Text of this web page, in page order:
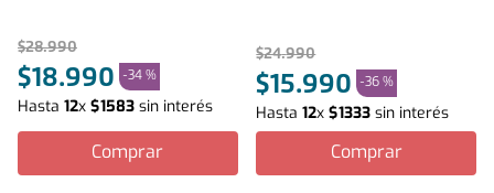
$28.990
$18.990 -34 %
Hasta 12x $1583 sin interés
Comprar
$24.990
$15.990 -36 %
Hasta12x$1333 sin interés
Comprar